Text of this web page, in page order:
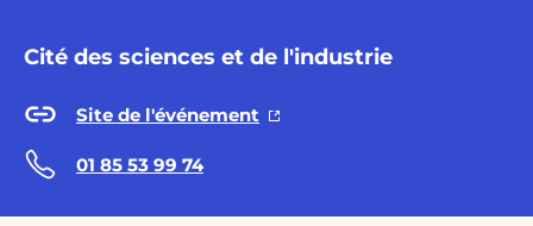
Cité des sciences et de l'industrie
Site de l'événement
01 85 53 99 74